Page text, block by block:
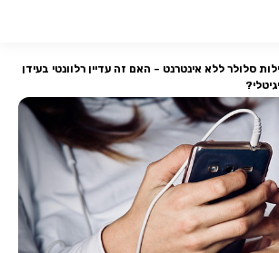
סלולר ללא אינטרנט – האם זה עדיין רלוונטי בעידן